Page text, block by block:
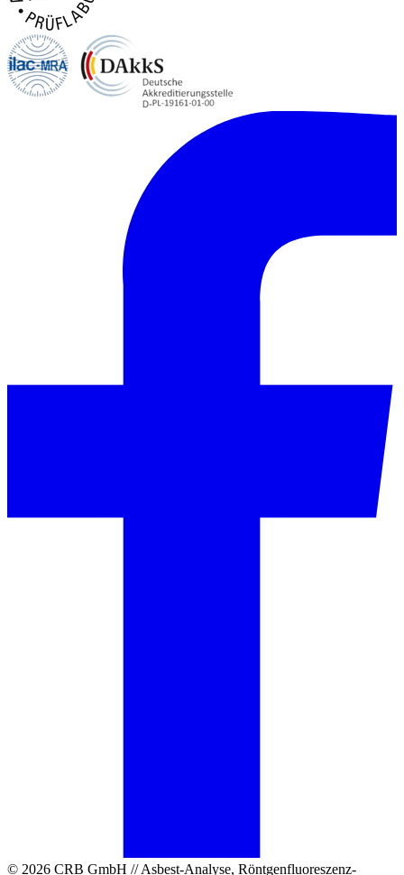
© 2026 CRB GmbH // Asbest-Analyse, Röntgenfluoreszenz-